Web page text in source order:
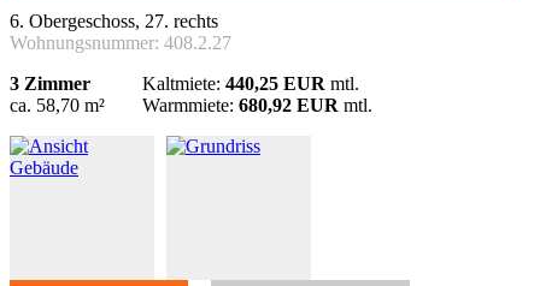
6. Obergeschoss, 27. rechts
Wohnungsnummer: 408.2.27
3 Zimmer
ca. 58,70 m²
Kaltmiete: 440,25 EUR mtl.
Warmmiete: 680,92 EUR mtl.